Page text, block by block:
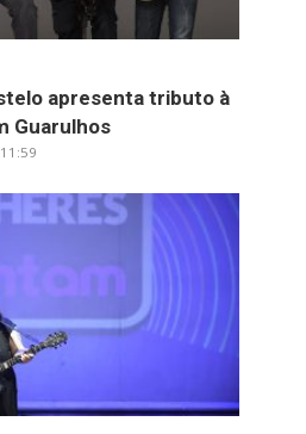
apresenta tributo à
Guarulhos